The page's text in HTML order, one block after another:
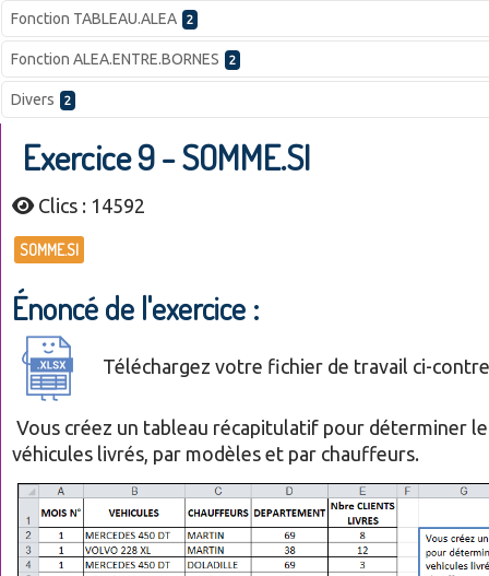
Fonction TABLEAU.ALEA 2
Fonction ALEA.ENTRE.BORNES 2
Divers 2
Exercice 9 - SOMME.SI
Clics : 14592
SOMME.SI
Énoncé de l'exercice :
Téléchargez votre fichier de travail ci-contre
Vous créez un tableau récapitulatif pour déterminer
véhicules livrés, par modèles et par chauffeurs.